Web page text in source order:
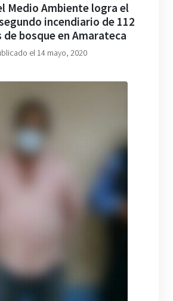
Medio Ambiente logra el
incendiario de 112
de bosque en Amarateca
el 14 mayo, 2020